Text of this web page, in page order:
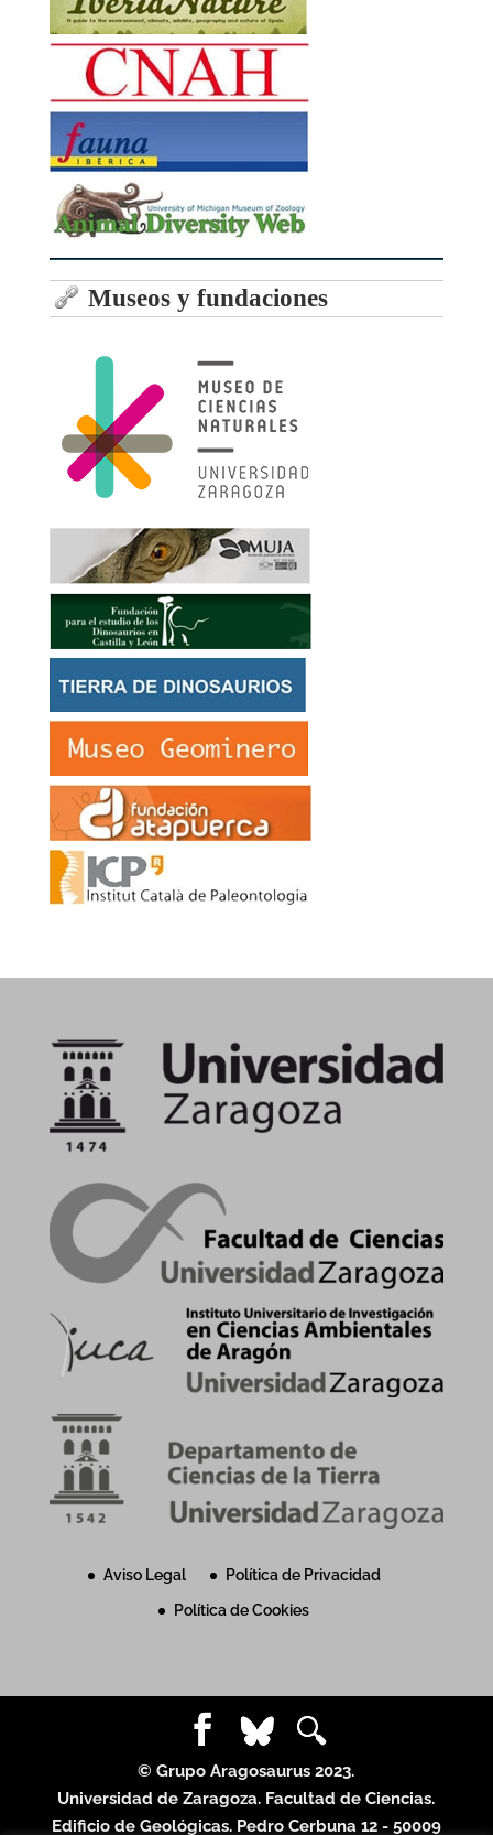
Museos y fundaciones
Aviso Legal
Política de Privacidad
Política de Cookies
© Grupo Aragosaurus 2023.
Universidad de Zaragoza. Facultad de Ciencias.
Edificio de Geológicas. Pedro Cerbuna 12 - 50009